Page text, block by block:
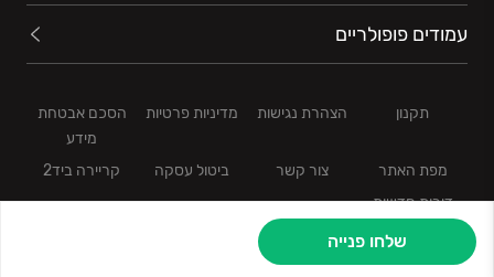
אינטגרלי מפעילות הנדל''ן הענפה של הקבוצה, יוזמת שפיר
אלפי יחידות דיור בעשרות פרויקטי התחדשות עירונית מסוג
בערים מרכזיות בישראל וביניהן ירושלים, חיפה, בית שמש,
במהלך 2021 סיימה שפיר את מסירתה של שכונת
שלחו פנייה
עמודים פופולריים
תקנון הצהרת נגישות מדיניות פרטיות
הסכם אבטחת
מידע
מפת האתר
צור קשר ביטול עסקה
קריירה ביד2
דירות חדשות